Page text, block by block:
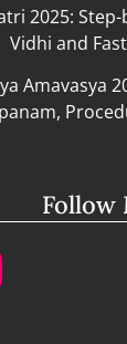
2025:
Vidhi and
Amavasya
Follow